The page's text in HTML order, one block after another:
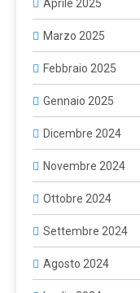
Aprile 2025
Marzo 2025
Febbraio 2025
Gennaio 2025
Dicembre 2024
Novembre 2024
Ottobre 2024
Settembre 2024
Agosto 2024